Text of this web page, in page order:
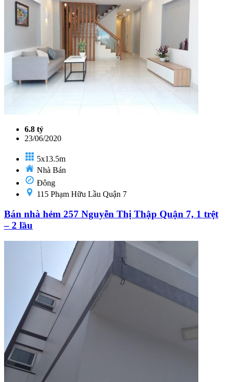
6.8 tỷ
23/06/2020
5x13.5m
Nhà Bán
Đông
115 Phạm Hữu Lầu Quận 7
Bán nhà hẻm 257 Nguyễn Thị Thập Quận 7, 1 trệt
– 2 lầu